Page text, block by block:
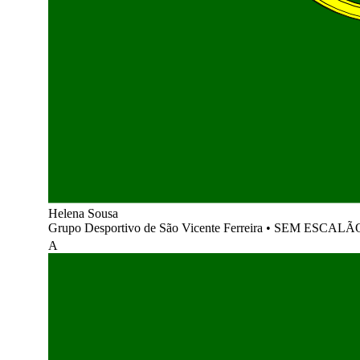
Helena Sousa
Grupo Desportivo de São Vicente Ferreira • SEM
A